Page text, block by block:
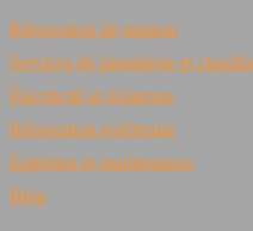
Rénovation de maison
Services de plomberie et
Électricité et éclairage
Rénovation extérieure
Entretien et maintenance
Blog